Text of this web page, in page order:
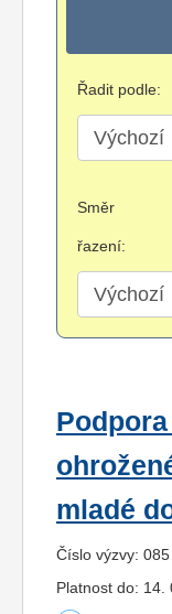
Řadit podle:
Směr
řazení:
mladé
Číslo výzvy: 085
Platnost do: 14.